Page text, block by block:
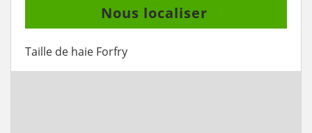
Nous localiser
Taille de haie Forfry